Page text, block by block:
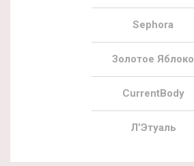
Sephora
Золотое Яблоко
CurrentBody
Л’Этуаль